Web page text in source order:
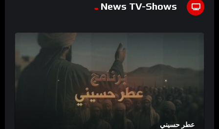
News TV-Shows
عطر حسيني